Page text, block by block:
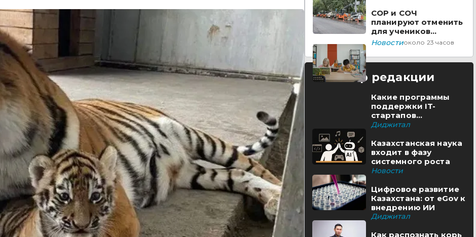
СОР и СОЧ
планируют отменить
для учеников
начальных классов в
Новостиоколо 23 часов
Выбор редакции
Какие программы
поддержки IT-
стартапов
реализуются в
Диджитал
Казахстанская наука
входит в фазу
системного роста
Новости
Цифровое развитие
Казахстана: от eGov к
внедрению ИИ
Диджитал
Как распознать корь